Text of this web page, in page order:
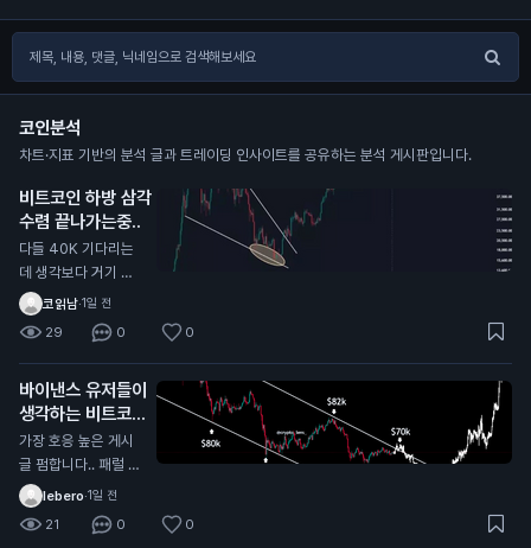
코인분석
차트·지표 기반의 분석 글과 트레이딩 인사이트를 공유하는 분석 게시판입니다.
비트코인 하방 삼각
수렴 끝나가는중..
다들 40K 기다리는
데 생각보다 거기 안
올수도 있음 내가 한
국,해외 전부 커뮤 둘
러본 결과 그 자리에
서 풀매수 기다리는
개미들이 너무많음
코읽남·1일 전
29 0 0
바이낸스 유저들이
생각하는 비트코인
바닥
가장 호응 높은 게시
글 펌합니다.. 패럴 채
널안에서 하방으로 밀
리는중인데 패럴 중단
맞고 올라갈거라는 의
lebero·1일 전
21 0 0